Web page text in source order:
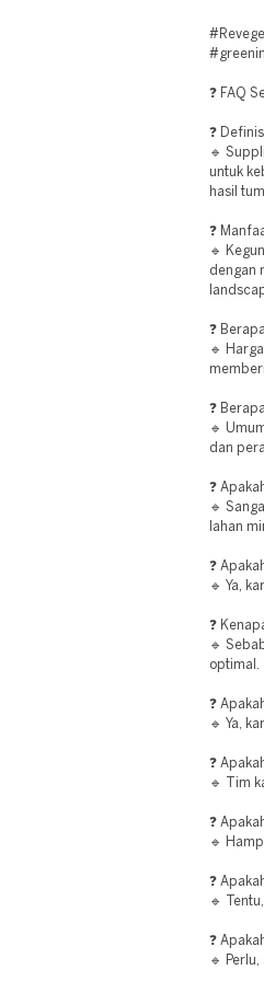
❓ FAQ
❓
🔹
untuk
hasil
❓
🔹
dengan
❓
🔹
❓
🔹
dan
❓
🔹
lahan
❓
🔹 Ya,
❓
🔹
optimal.
❓
🔹 Ya,
❓
🔹 Tim
❓
🔹
❓
🔹
❓
🔹